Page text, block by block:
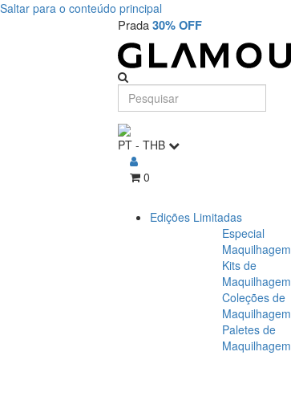
Saltar para o conteúdo principal
Prada30% OFF
PT - THB
0
Edições Limitadas
Especial
Maquilhagem
Kits de
Maquilhagem
Coleções de
Maquilhagem
Paletes de
Maquilhagem